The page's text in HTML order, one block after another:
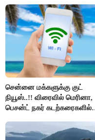
சென்னை மக்களுக்கு குட்
நியூஸ்..!! விரைவில் மெரினா,
பெசன்ட் நகர் கடற்கரைகளில்